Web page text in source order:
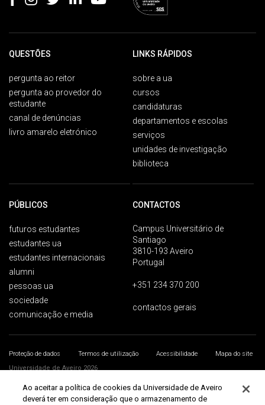
QUESTÕES
pergunta ao reitor
pergunta ao provedor do
estudante
canal de denúncias
livro amarelo eletrónico
LINKS RÁPIDOS
sobre a ua
cursos
candidaturas
departamentos e escolas
serviços
unidades de investigação
biblioteca
PÚBLICOS
futuros estudantes
estudantes ua
estudantes internacionais
alumni
pessoas ua
sociedade
comunicação e media
CONTACTOS
Campus Universitário de
Santiago
3810-193 Aveiro
Portugal
+351 234 370 200
contactos gerais
Proteção de dados Termos de utilização Acessibilidade
Mapa do site
Universidade de Aveiro 2026
Ao aceitar a política de cookies da Universidade de Aveiro
deverá ter em consideração que o armazenamento de